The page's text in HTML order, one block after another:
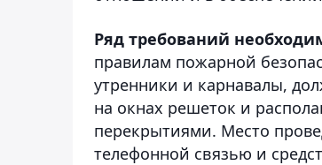
Ряд требований
правилам пожарной
утренники и карнавалы,
на окнах решеток и
перекрытиями. Место
телефонной связью и